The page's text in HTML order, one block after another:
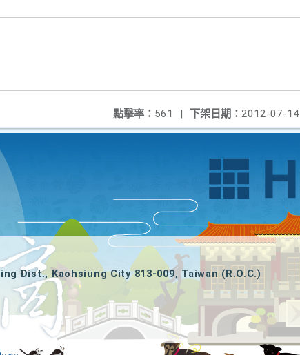
下架日期： 2012-07-14
點擊率： 561 |
Dist., Kaohsiung City 813-009, Taiwan (R.O.C.)